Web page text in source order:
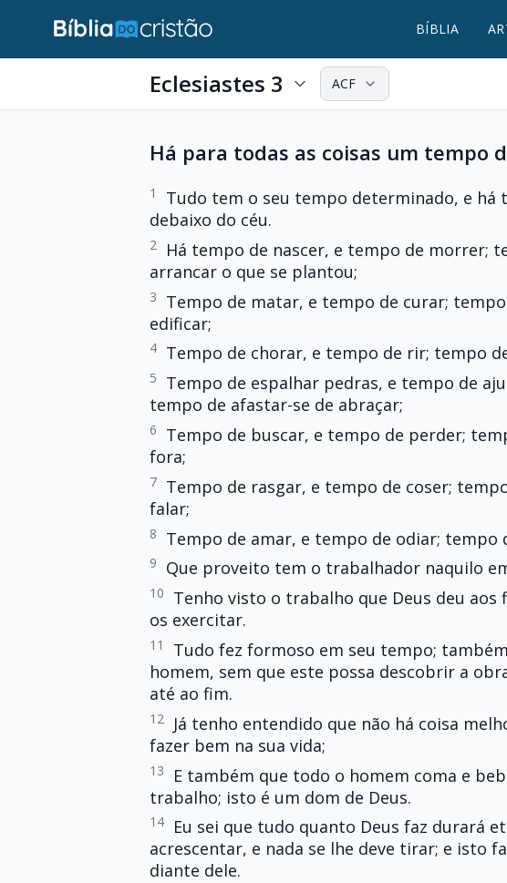
BÍBLIA
Eclesiastes 3 ACF
Há para todas as coisas um tempo
1
Tudo tem o seu tempo determinado, e
debaixo do céu.
2
Há tempo de nascer, e tempo de morrer;
arrancar o que se plantou;
3
Tempo de matar, e tempo de curar;
edificar;
4 Tempo de chorar, e tempo de rir; tempo
5
Tempo de espalhar pedras, e tempo de
tempo de afastar-se de abraçar;
6
Tempo de buscar, e tempo de perder;
fora;
7 Tempo de rasgar, e tempo de coser;
falar;
8 Tempo de amar, e tempo de odiar; tempo
9 Que proveito tem o trabalhador naquilo
10
Tenho visto o trabalho que Deus deu aos
os exercitar.
11
Tudo fez formoso em seu tempo;
homem, sem que este possa descobrir a
até ao fim.
12
Já tenho entendido que não há coisa
fazer bem na sua vida;
13
E também que todo o homem coma e
trabalho; isto é um dom de Deus.
14
Eu sei que tudo quanto Deus faz durará
acrescentar, e nada se lhe deve tirar; e isto
diante dele.